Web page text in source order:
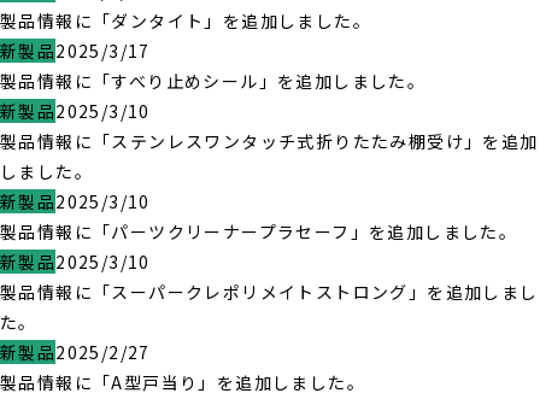
製品情報に「ダンタイト」を追加しました。
新製品2025/3/17
製品情報に「すべり止めシール」を追加しました。
新製品2025/3/10
製品情報に「ステンレスワンタッチ式折りたたみ棚受け」を追加
しました。
新製品2025/3/10
製品情報に「パーツクリーナープラセーフ」を追加しました。
新製品2025/3/10
製品情報に「スーパークレポリメイトストロング」を追加しまし
た。
新製品2025/2/27
製品情報に「A型戸当り」を追加しました。